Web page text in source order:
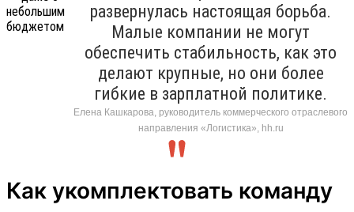
развернулась настоящая борьба.
Малые компании не могут
обеспечить стабильность, как это
делают крупные, но они более
гибкие в зарплатной политике.
Елена Кашкарова, руководитель коммерческого отраслевого
направления «Логистика», hh.ru
Как укомплектовать команду